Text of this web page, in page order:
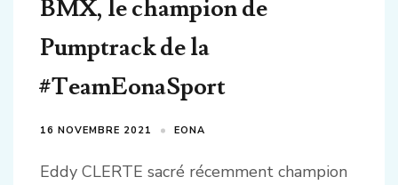
BMX, le champion de
Pumptrack de la
#TeamEonaSport
16 NOVEMBRE 2021 EONA
Eddy CLERTE sacré récemment champion